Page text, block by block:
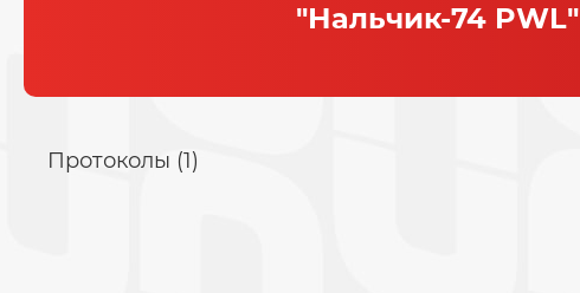
"Нальчик-74 PWL"
Протоколы (1)